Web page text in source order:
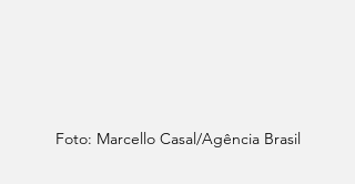
Foto: Marcello Casal/Agência Brasil